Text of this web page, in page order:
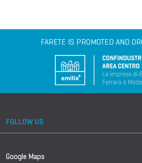
FARETE IS PROMOTED AND
FOLLOW US
Google Maps